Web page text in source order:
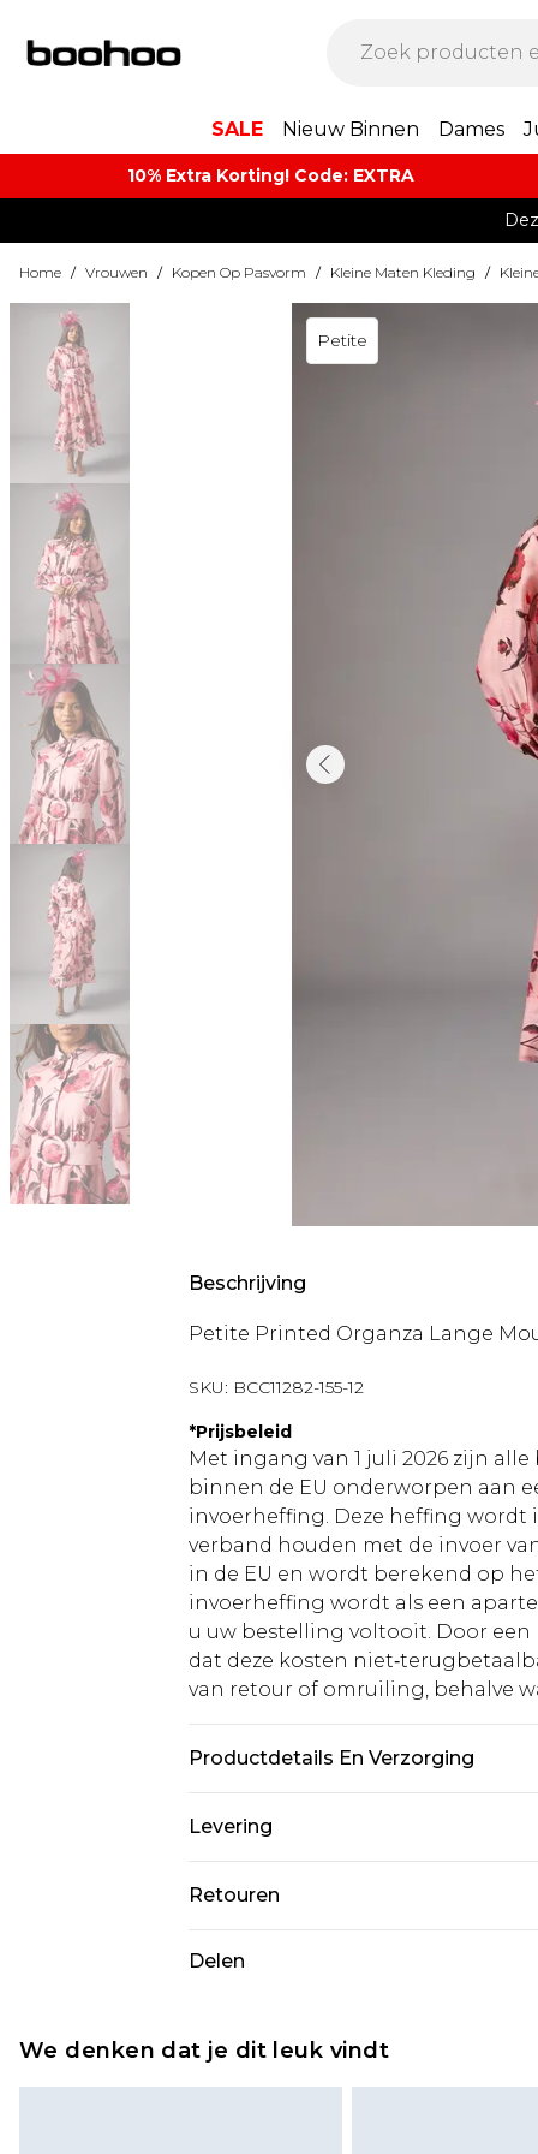
SALE Nieuw Binnen Dames
10% Extra Korting! Code: EXTRA​
Home / Vrouwen / Kopen Op Pasvorm / Kleine Maten Kleding /
Petite
Beschrijving
Petite Printed Organza Lange
SKU: BCC11282-155-12
*Prijsbeleid
Met ingang van 1 juli 2026 zijn
binnen de EU onderworpen aan
invoerheffing. Deze heffing
verband houden met de invoer
in de EU en wordt berekend op
invoerheffing wordt als een
u uw bestelling voltooit. Door
dat deze kosten
van retour of omruiling, behalve
Productdetails En Verzorging
tot zoom: 120 cm. Model draagt
Levering
Standaardlevering Nederland
Expressdienst Nederland
Retouren
wordt gebracht op uw
Delen
We denken dat je dit leuk vindt